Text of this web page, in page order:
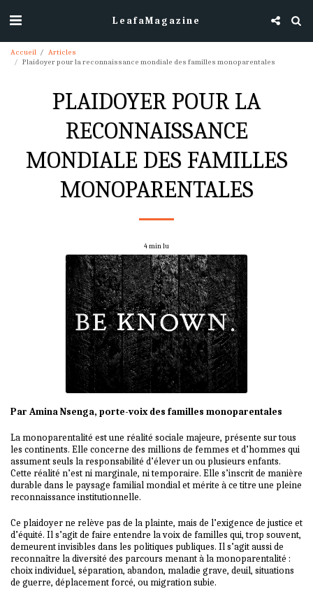
LeafaMagazine
Accueil
Articles
Plaidoyer pour la reconnaissance mondiale des familles monoparentales
PLAIDOYER POUR LA
RECONNAISSANCE
MONDIALE DES FAMILLES
MONOPARENTALES
4 min lu
Par Amina Nsenga, porte-voix des familles monoparentales
La monoparentalité est une réalité sociale majeure, présente sur tous
les continents. Elle concerne des millions de femmes et d’hommes qui
assument seuls la responsabilité d’élever un ou plusieurs enfants.
Cette réalité n’est ni marginale, ni temporaire. Elle s’inscrit de manière
durable dans le paysage familial mondial et mérite à ce titre une pleine
reconnaissance institutionnelle.
Ce plaidoyer ne relève pas de la plainte, mais de l’exigence de justice et
d’équité. Il s’agit de faire entendre la voix de familles qui, trop souvent,
demeurent invisibles dans les politiques publiques. Il s’agit aussi de
reconnaître la diversité des parcours menant à la monoparentalité :
choix individuel, séparation, abandon, maladie grave, deuil, situations
de guerre, déplacement forcé, ou migration subie.